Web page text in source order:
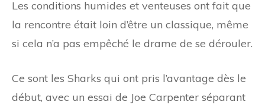
Les conditions humides et venteuses ont fait que
la rencontre était loin d’être un classique, même
si cela n’a pas empêché le drame de se dérouler.
Ce sont les Sharks qui ont pris l’avantage dès le
début, avec un essai de Joe Carpenter séparant